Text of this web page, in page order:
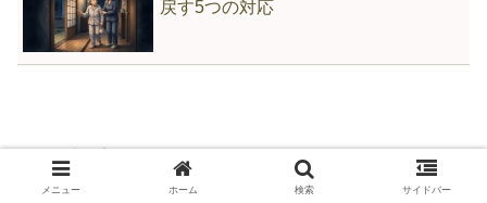
戻す5つの対応
人気記事
メニュー ホーム 検索 サイドバー